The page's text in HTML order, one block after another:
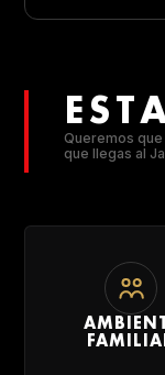
Queremos
que llegas al